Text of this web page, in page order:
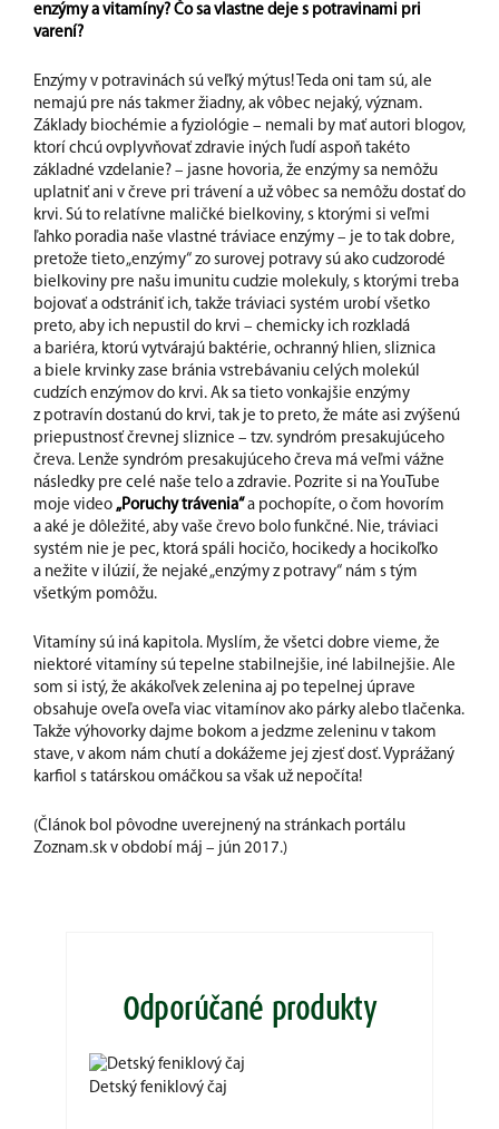
enzýmy a vitamíny? Čo sa vlastne deje s potravinami pri
varení?
Enzýmy v potravinách sú veľký mýtus! Teda oni tam sú, ale
nemajú pre nás takmer žiadny, ak vôbec nejaký, význam.
Základy biochémie a fyziológie – nemali by mať autori blogov,
ktorí chcú ovplyvňovať zdravie iných ľudí aspoň takéto
základné vzdelanie? – jasne hovoria, že enzýmy sa nemôžu
uplatniť ani v čreve pri trávení a už vôbec sa nemôžu dostať do
krvi. Sú to relatívne maličké bielkoviny, s ktorými si veľmi
ľahko poradia naše vlastné tráviace enzýmy – je to tak dobre,
pretože tieto „enzýmy“ zo surovej potravy sú ako cudzorodé
bielkoviny pre našu imunitu cudzie molekuly, s ktorými treba
bojovať a odstrániť ich, takže tráviaci systém urobí všetko
preto, aby ich nepustil do krvi – chemicky ich rozkladá
a bariéra, ktorú vytvárajú baktérie, ochranný hlien, sliznica
a biele krvinky zase bránia vstrebávaniu celých molekúl
cudzích enzýmov do krvi. Ak sa tieto vonkajšie enzýmy
z potravín dostanú do krvi, tak je to preto, že máte asi zvýšenú
priepustnosť črevnej sliznice – tzv. syndróm presakujúceho
čreva. Lenže syndróm presakujúceho čreva má veľmi vážne
následky pre celé naše telo a zdravie. Pozrite si na YouTube
moje video „Poruchy trávenia“ a pochopíte, o čom hovorím
a aké je dôležité, aby vaše črevo bolo funkčné. Nie, tráviaci
systém nie je pec, ktorá spáli hocičo, hocikedy a hocikoľko
a nežite v ilúzií, že nejaké „enzýmy z potravy“ nám s tým
všetkým pomôžu.
Vitamíny sú iná kapitola. Myslím, že všetci dobre vieme, že
niektoré vitamíny sú tepelne stabilnejšie, iné labilnejšie. Ale
som si istý, že akákoľvek zelenina aj po tepelnej úprave
obsahuje oveľa oveľa viac vitamínov ako párky alebo tlačenka.
Takže výhovorky dajme bokom a jedzme zeleninu v takom
stave, v akom nám chutí a dokážeme jej zjesť dosť. Vyprážaný
karfiol s tatárskou omáčkou sa však už nepočíta!
(Článok bol pôvodne uverejnený na stránkach portálu
Zoznam.sk v období máj – jún 2017.)
Odporúčané produkty
Detský feniklový čaj